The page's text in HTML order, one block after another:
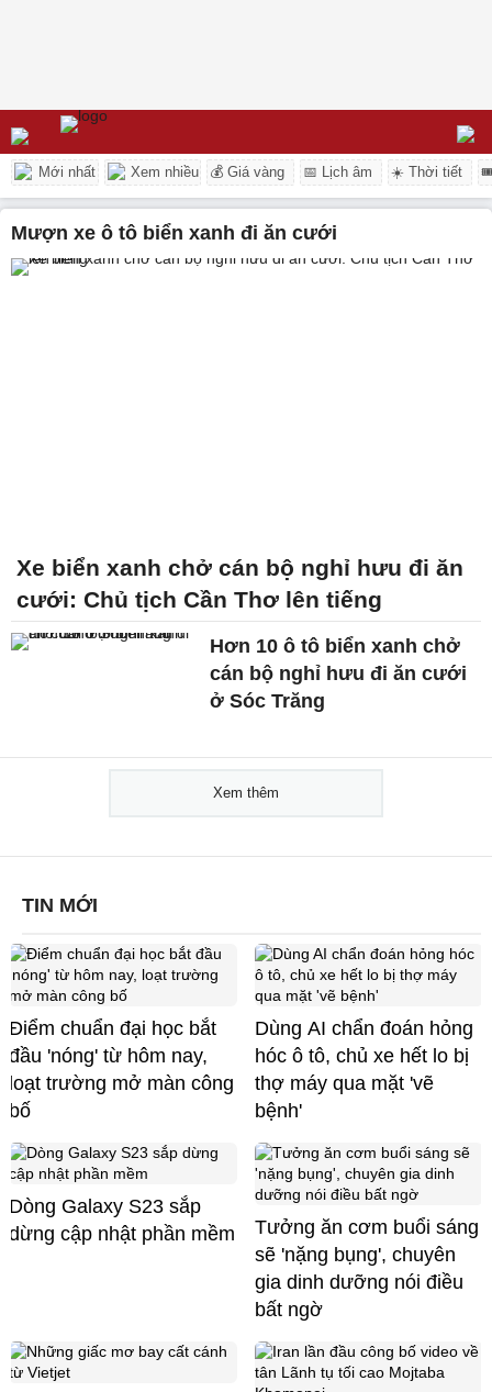
Mới nhất Xem nhiều 💰 Giá vàng 📅 Lịch âm ☀️ Thời tiết
mượn xe ô tô biển xanh đi ăn cưới
Xe biển xanh chở cán bộ nghỉ hưu đi ăn
cưới: Chủ tịch Cần Thơ lên tiếng
Hơn 10 ô tô biển xanh chở
cán bộ nghỉ hưu đi ăn cưới
ở Sóc Trăng
Xem thêm
TIN MỚI
Điểm chuẩn đại học bắt
đầu 'nóng' từ hôm nay,
loạt trường mở màn công
bố
Dùng AI chẩn đoán hỏng
hóc ô tô, chủ xe hết lo bị
thợ máy qua mặt 'vẽ
bệnh'
Dòng Galaxy S23 sắp
dừng cập nhật phần mềm
Tưởng ăn cơm buổi sáng
sẽ 'nặng bụng', chuyên
gia dinh dưỡng nói điều
bất ngờ